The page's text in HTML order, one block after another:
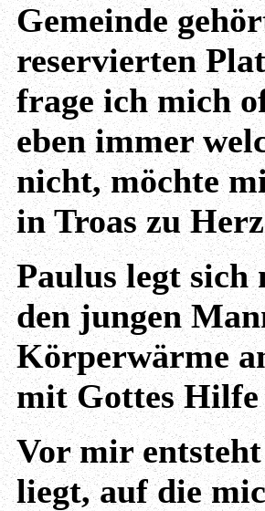
Gemeinde
reservierten
frage ich mich
eben immer
nicht, möchte
in Troas zu
Paulus legt
den jungen
Körperwärme
mit Gottes Hilfe
Vor mir
liegt, auf die